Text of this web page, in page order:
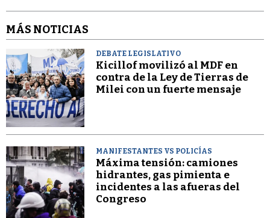
MÁS NOTICIAS
DEBATE LEGISLATIVO
Kicillof movilizó al MDF en
contra de la Ley de Tierras de
Milei con un fuerte mensaje
MANIFESTANTES VS POLICÍAS
Máxima tensión: camiones
hidrantes, gas pimienta e
incidentes a las afueras del
Congreso